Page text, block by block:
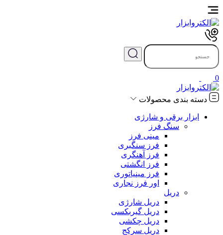
0
دسته بندی محصولات
ابزار برقی و شارژی
سنگ فرز
مینی فرز
فرز سنگبری
فرز آهنگری
فرز انگشتی
فرز مینیاتوری
اور فرز نجاری
دریل
دریل شارژی
دریل گیربکسی
دریل چکشی
دریل سرکج